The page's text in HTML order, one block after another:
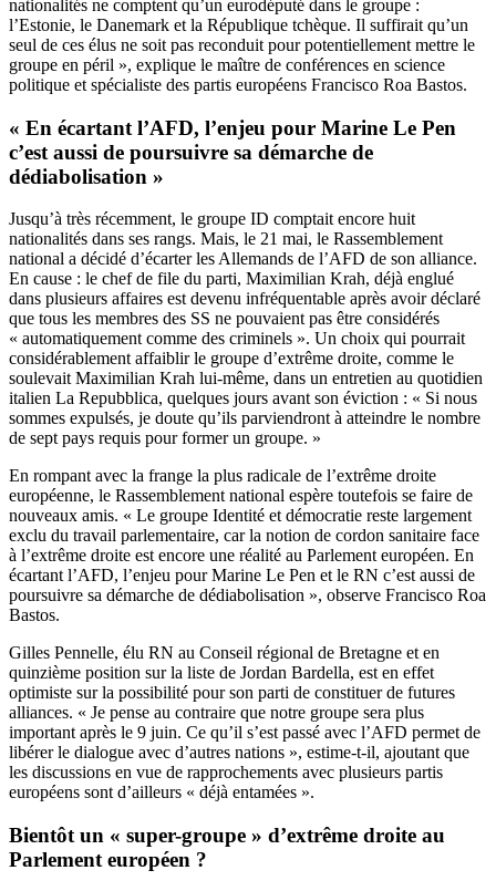
nationalités ne comptent qu’un eurodéputé dans le groupe :
l’Estonie, le Danemark et la République tchèque. Il suffirait qu’un
seul de ces élus ne soit pas reconduit pour potentiellement mettre le
groupe en péril », explique le maître de conférences en science
politique et spécialiste des partis européens Francisco Roa Bastos.
« En écartant l’AFD, l’enjeu pour Marine Le Pen
c’est aussi de poursuivre sa démarche de
dédiabolisation »
Jusqu’à très récemment, le groupe ID comptait encore huit
nationalités dans ses rangs. Mais, le 21 mai, le Rassemblement
national a décidé d’écarter les Allemands de l’AFD de son alliance.
En cause : le chef de file du parti, Maximilian Krah, déjà englué
dans plusieurs affaires est devenu infréquentable après avoir déclaré
que tous les membres des SS ne pouvaient pas être considérés
« automatiquement comme des criminels ». Un choix qui pourrait
considérablement affaiblir le groupe d’extrême droite, comme le
soulevait Maximilian Krah lui-même, dans un entretien au quotidien
italien La Repubblica, quelques jours avant son éviction : « Si nous
sommes expulsés, je doute qu’ils parviendront à atteindre le nombre
de sept pays requis pour former un groupe. »
En rompant avec la frange la plus radicale de l’extrême droite
européenne, le Rassemblement national espère toutefois se faire de
nouveaux amis. « Le groupe Identité et démocratie reste largement
exclu du travail parlementaire, car la notion de cordon sanitaire face
à l’extrême droite est encore une réalité au Parlement européen. En
écartant l’AFD, l’enjeu pour Marine Le Pen et le RN c’est aussi de
poursuivre sa démarche de dédiabolisation », observe Francisco Roa
Bastos.
Gilles Pennelle, élu RN au Conseil régional de Bretagne et en
quinzième position sur la liste de Jordan Bardella, est en effet
optimiste sur la possibilité pour son parti de constituer de futures
alliances. « Je pense au contraire que notre groupe sera plus
important après le 9 juin. Ce qu’il s’est passé avec l’AFD permet de
libérer le dialogue avec d’autres nations », estime-t-il, ajoutant que
les discussions en vue de rapprochements avec plusieurs partis
européens sont d’ailleurs « déjà entamées ».
Bientôt un « super-groupe » d’extrême droite au
Parlement européen ?